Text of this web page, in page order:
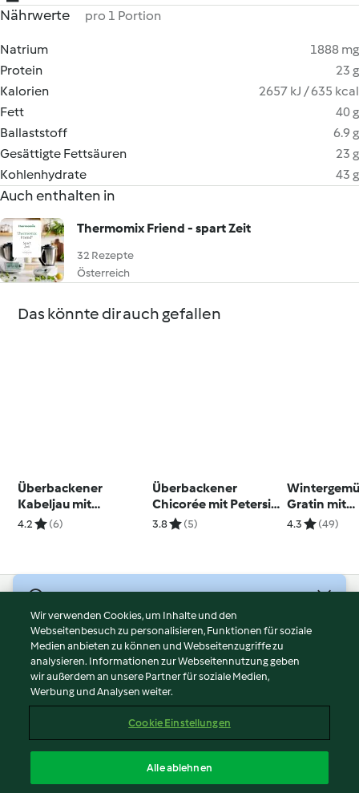
Nährwerte pro 1 Portion
Natrium
1888 mg
Protein
23 g
Kalorien
2657 kJ / 635 kcal
Fett
40 g
Ballaststoff
6.9 g
Gesättigte Fettsäuren
23 g
Kohlenhydrate
43 g
Auch enthalten in
Thermomix Friend - spart Zeit
32 Rezepte
Österreich
Das könnte dir auch gefallen
Überbackener
Kabeljau mit
Rahmspinat
4.2 (6)
Überbackener
Chicorée mit Petersil-
Erdäpfel und
3.8 (5)
Gratin mit
4.3 (49)
Nutzungsbedingungen
Datenschutzrichtlinien
Disclaimer
Impressum
Inhalt melden
Erklärung zur Barrierefreiheit
Wir verwenden Cookies, um Inhalte und den
Webseitenbesuch zu personalisieren, Funktionen für soziale
Medien anbieten zu können und Webseitenzugriffe zu
analysieren. Informationen zur Webseitennutzung geben
wir außerdem an unsere Partner für soziale Medien,
Werbung und Analysen weiter.
Cookie Einstellungen
Alle ablehnen